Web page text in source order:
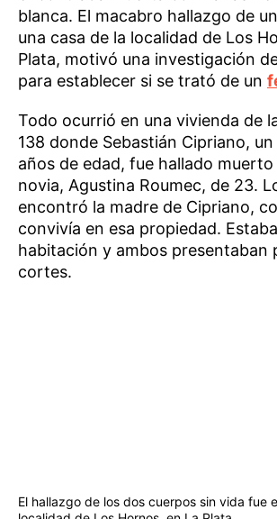
blanca. El macabro hallazgo de
una casa de la localidad de Los
Plata, motivó una investigación
para establecer si se trató de un
Todo ocurrió en una vivienda de
138 donde Sebastián Cipriano,
años de edad, fue hallado
novia, Agustina Roumec, de 23.
encontró la madre de Cipriano,
convivía en esa propiedad.
habitación y ambos presentaban
cortes.
El hallazgo de los dos cuerpos sin vida fue